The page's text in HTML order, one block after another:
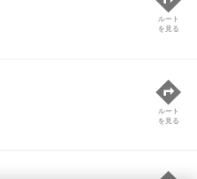
ルート
を見る
ルート
を見る